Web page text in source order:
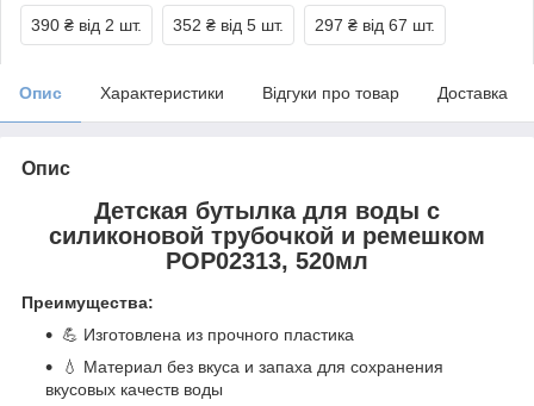
390 ₴ від 2 шт. 352 ₴ від 5 шт. 297 ₴ від 67 шт.
Опис Характеристики Відгуки про товар Доставка
Опис
Детская бутылка для воды с
силиконовой трубочкой и ремешком
POP02313, 520мл
Преимущества:
💪 Изготовлена из прочного пластика
💧 Материал без вкуса и запаха для сохранения
вкусовых качеств воды